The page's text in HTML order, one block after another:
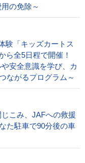
の免除～
験「キッズカートス
ら全5日程で開催！
安全意識を学び、カ
ながるプログラム～
こみ、JAFへの救援
た駐車で90分後の車